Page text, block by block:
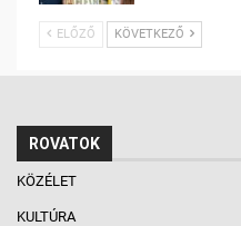
ELŐZŐ KÖVETKEZŐ
ROVATOK
KÖZÉLET
KULTÚRA